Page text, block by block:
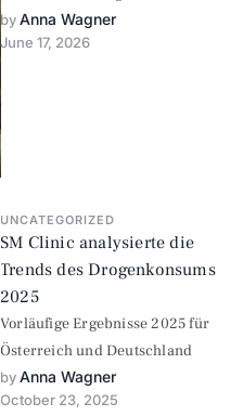
Krampfanfällen und Delirium
tremens reichen. Erfahren Sie,
by Anna Wagner
June 17, 2026
UNCATEGORIZED
SM Clinic analysierte die
Trends des Drogenkonsums
2025
Vorläufige Ergebnisse 2025 für
Österreich und Deutschland
by Anna Wagner
October 23, 2025